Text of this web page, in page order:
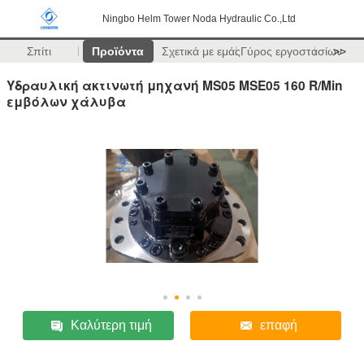
Ningbo Helm Tower Noda Hydraulic Co.,Ltd
Σπίτι Προϊόντα Σχετικά με εμάςΓύρος εργοστασίων
>>
Υδραυλική ακτινωτή μηχανή MS05 MSE05 160 R/Min
εμβόλων χάλυβα
Καλύτερη τιμή επαφή